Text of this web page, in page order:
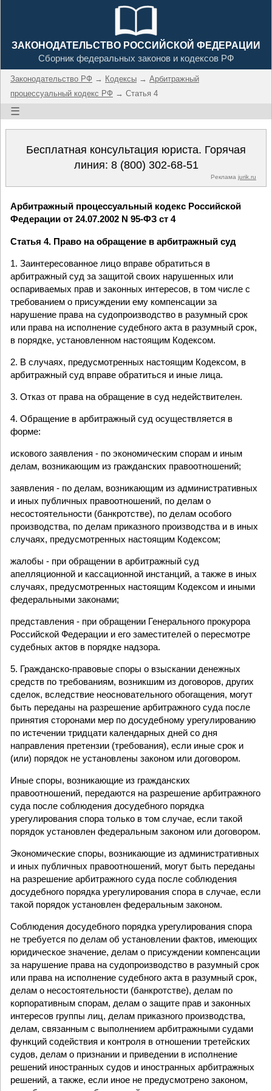
ЗАКОНОДАТЕЛЬСТВО РОССИЙСКОЙ ФЕДЕРАЦИИ
Сборник федеральных законов и кодексов РФ
Законодательство РФ → Кодексы → Арбитражный
процессуальный кодекс РФ → Статья 4
☰
Бесплатная консультация юриста. Горячая
линия: 8 (800) 302-68-51
Реклама jurik.ru
Арбитражный процессуальный кодекс Российской
Федерации от 24.07.2002 N 95-ФЗ ст 4
Статья 4. Право на обращение в арбитражный суд
1. Заинтересованное лицо вправе обратиться в
арбитражный суд за защитой своих нарушенных или
оспариваемых прав и законных интересов, в том числе с
требованием о присуждении ему компенсации за
нарушение права на судопроизводство в разумный срок
или права на исполнение судебного акта в разумный срок,
в порядке, установленном настоящим Кодексом.
2. В случаях, предусмотренных настоящим Кодексом, в
арбитражный суд вправе обратиться и иные лица.
3. Отказ от права на обращение в суд недействителен.
4. Обращение в арбитражный суд осуществляется в
форме:
искового заявления - по экономическим спорам и иным
делам, возникающим из гражданских правоотношений;
заявления - по делам, возникающим из административных
и иных публичных правоотношений, по делам о
несостоятельности (банкротстве), по делам особого
производства, по делам приказного производства и в иных
случаях, предусмотренных настоящим Кодексом;
жалобы - при обращении в арбитражный суд
апелляционной и кассационной инстанций, а также в иных
случаях, предусмотренных настоящим Кодексом и иными
федеральными законами;
представления - при обращении Генерального прокурора
Российской Федерации и его заместителей о пересмотре
судебных актов в порядке надзора.
5. Гражданско-правовые споры о взыскании денежных
средств по требованиям, возникшим из договоров, других
сделок, вследствие неосновательного обогащения, могут
быть переданы на разрешение арбитражного суда после
принятия сторонами мер по досудебному урегулированию
по истечении тридцати календарных дней со дня
направления претензии (требования), если иные срок и
(или) порядок не установлены законом или договором.
Иные споры, возникающие из гражданских
правоотношений, передаются на разрешение арбитражного
суда после соблюдения досудебного порядка
урегулирования спора только в том случае, если такой
порядок установлен федеральным законом или договором.
Экономические споры, возникающие из административных
и иных публичных правоотношений, могут быть переданы
на разрешение арбитражного суда после соблюдения
досудебного порядка урегулирования спора в случае, если
такой порядок установлен федеральным законом.
Соблюдения досудебного порядка урегулирования спора
не требуется по делам об установлении фактов, имеющих
юридическое значение, делам о присуждении компенсации
за нарушение права на судопроизводство в разумный срок
или права на исполнение судебного акта в разумный срок,
делам о несостоятельности (банкротстве), делам по
корпоративным спорам, делам о защите прав и законных
интересов группы лиц, делам приказного производства,
делам, связанным с выполнением арбитражными судами
функций содействия и контроля в отношении третейских
судов, делам о признании и приведении в исполнение
решений иностранных судов и иностранных арбитражных
решений, а также, если иное не предусмотрено законом,